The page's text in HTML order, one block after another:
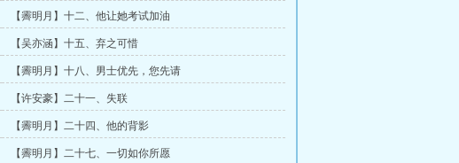
【霽明月】十二、他让她考试加油
【吴亦涵】十五、弃之可惜
【霽明月】十八、男士优先，您先请
【许安豪】二十一、失联
【霽明月】二十四、他的背影
【霽明月】二十七、一切如你所愿